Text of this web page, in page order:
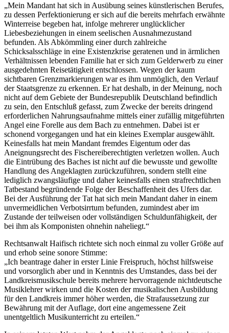
„Mein Mandant hat sich in Ausübung seines künstlerischen Berufes,
zu dessen Perfektionierung er sich auf die bereits mehrfach erwähnte
Winterreise begeben hat, infolge mehrerer unglücklicher
Liebesbeziehungen in einem seelischen Ausnahmezustand
befunden. Als Abkömmling einer durch zahlreiche
Schicksalsschläge in eine Existenzkrise geratenen und in ärmlichen
Verhältnissen lebenden Familie hat er sich zum Gelderwerb zu einer
ausgedehnten Reisetätigkeit entschlossen. Wegen der kaum
sichtbaren Grenzmarkierungen war es ihm unmöglich, den Verlauf
der Staatsgrenze zu erkennen. Er hat deshalb, in der Meinung, noch
nicht auf dem Gebiete der Bundesrepublik Deutschland befindlich
zu sein, den Entschluß gefasst, zum Zwecke der bereits dringend
erforderlichen Nahrungsaufnahme mittels einer zufällig mitgeführten
Angel eine Forelle aus dem Bach zu entnehmen. Dabei ist er
schonend vorgegangen und hat ein kleines Exemplar ausgewählt.
Keinesfalls hat mein Mandant fremdes Eigentum oder das
Aneignungsrecht des Fischereiberechtigten verletzen wollen. Auch
die Eintrübung des Baches ist nicht auf die bewusste und gewollte
Handlung des Angeklagten zurückzuführen, sondern stellt eine
lediglich zwangsläufige und daher keinesfalls einen strafrechtlichen
Tatbestand begründende Folge der Beschaffenheit des Ufers dar.
Bei der Ausführung der Tat hat sich mein Mandant daher in einem
unvermeidlichen Verbotsirrtum befunden, zumindest aber im
Zustande der teilweisen oder vollständigen Schuldunfähigkeit, der
bei ihm als Komponisten ohnehin naheliegt.“
Rechtsanwalt Haifisch richtete sich noch einmal zu voller Größe auf
und erhob seine sonore Stimme:
„Ich beantrage daher in erster Linie Freispruch, höchst hilfsweise
und vorsorglich aber und in Kenntnis des Umstandes, dass bei der
Landkreismusikschule bereits mehrere hervorragende nichtdeutsche
Musiklehrer wirken und die Kosten der musikalischen Ausbildung
für den Landkreis immer höher werden, die Strafaussetzung zur
Bewährung mit der Auflage, dort eine angemessene Zeit
unentgeltlich Musikunterricht zu erteilen.“